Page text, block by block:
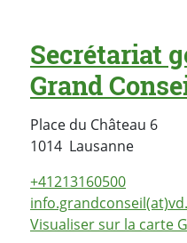
Secrétariat
Grand
Place du Château 6
1014 LausanneSuisse
+41213160500
Visualiser sur la carte